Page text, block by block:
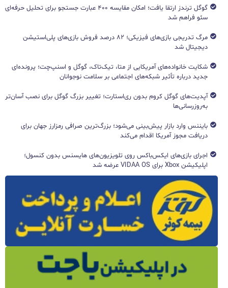
گوگل ترندز ارتقا یافت؛ امکان مقایسه ۴۰۰ عبارت جستجو برای تحلیل حرفه‌ای
سئو فراهم شد
مرگ تدریجی بازی‌های فیزیکی؛ ۸۲ درصد فروش بازی‌های پلی‌استیشن
دیجیتال شد
شکایت خانواده‌های آمریکایی از متا، تیک‌تاک، گوگل و اسنپ‌چت؛ پرونده‌ای
جدید درباره تأثیر شبکه‌های اجتماعی بر سلامت نوجوانان
آپدیت‌های گوگل کروم بدون ری‌استارت؛ تغییر بزرگ گوگل برای نصب آسان‌تر
به‌روزرسانی‌ها
بایننس وارد بازار پیش‌بینی می‌شود؛ بزرگ‌ترین صرافی رمزارز جهان برای
دریافت مجوز آمریکا اقدام می‌کند
اجرای بازی‌های ایکس‌باکس روی تلویزیون‌های هایسنس بدون کنسول؛
اپلیکیشن Xbox برای VIDAA OS عرضه شد